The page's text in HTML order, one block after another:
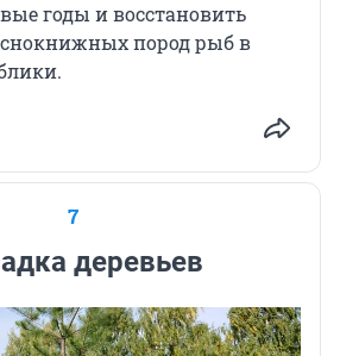
годы и восстановить
пород рыб в
7
деревьев